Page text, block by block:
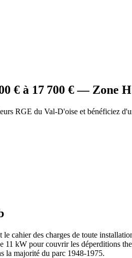
€ à 17 700 € — Zone
RGE du Val-D'oise et bénéficiez
cahier des charges de toute
kW pour couvrir les déperditions
la majorité du parc 1948-1975.